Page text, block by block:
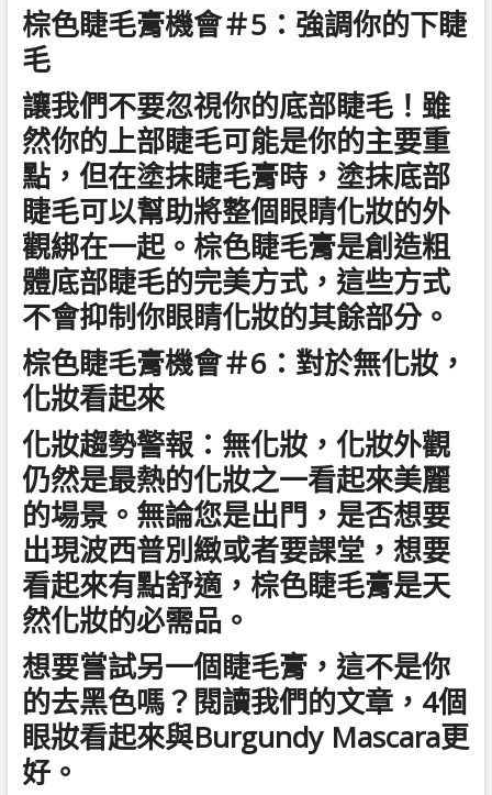
棕色睫毛膏機會＃5：強調你的下睫
毛
讓我們不要忽視你的底部睫毛！雖
然你的上部睫毛可能是你的主要重
點，但在塗抹睫毛膏時，塗抹底部
睫毛可以幫助將整個眼睛化妝的外
觀綁在一起。棕色睫毛膏是創造粗
體底部睫毛的完美方式，這些方式
不會抑制你眼睛化妝的其餘部分。
棕色睫毛膏機會＃6：對於無化妝，
化妝看起來
化妝趨勢警報：無化妝，化妝外觀
仍然是最熱的化妝之一看起來美麗
的場景。無論您是出門，是否想要
出現波西普別緻或者要課堂，想要
看起來有點舒適，棕色睫毛膏是天
然化妝的必需品。
想要嘗試另一個睫毛膏，這不是你
的去黑色嗎？閱讀我們的文章，4個
眼妝看起來與Burgundy Mascara更
好。